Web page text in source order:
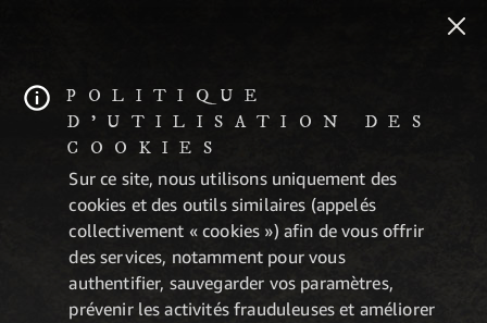
POLITIQUE
D'UTILISATION DES
COOKIES
Sur ce site, nous utilisons uniquement des
cookies et des outils similaires (appelés
collectivement « cookies ») afin de vous offrir
des services, notamment pour vous
authentifier, sauvegarder vos paramètres,
prévenir les activités frauduleuses et améliorer